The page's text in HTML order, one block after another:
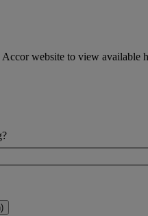
Accor website to view available